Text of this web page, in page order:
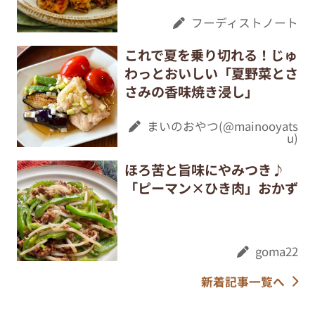
フーディストノート
これで夏を乗り切れる！じゅ
わっとおいしい「夏野菜とさ
さみの香味焼き浸し」
まいのおやつ(@mainooyats
u)
ほろ苦と旨味にやみつき♪
「ピーマン×ひき肉」おかず
goma22
新着記事一覧へ